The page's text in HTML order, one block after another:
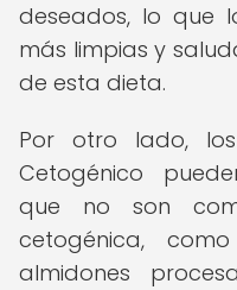
deseados, lo que
más limpias y
de esta dieta.
Por otro lado,
Cetogénico
que no son
cetogénica,
almidones